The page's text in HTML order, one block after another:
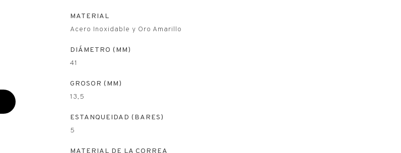
MATERIAL
Acero Inoxidable y Oro Amarillo
DIÁMETRO (MM)
41
GROSOR (MM)
13,5
ESTANQUEIDAD (BARES)
5
MATERIAL DE LA CORREA